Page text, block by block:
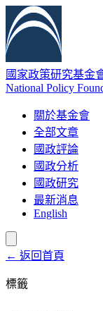
國家政策研究基金
National Policy
關於基金會
全部文章
國政評論
國政分析
國政研究
最新消息
English
← 返回首頁
標籤